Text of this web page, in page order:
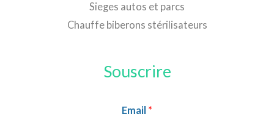
Sieges autos et parcs
Chauffe biberons stérilisateurs
Souscrire
Email *